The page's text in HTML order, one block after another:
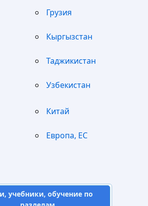
Грузия
Кыргызстан
Таджикистан
Узбекистан
Китай
Европа, ЕС
учебники, обучение по